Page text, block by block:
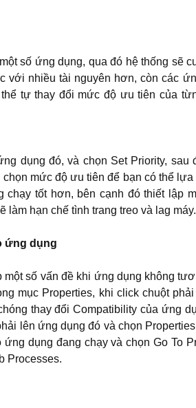
số ứng dụng, qua đó hệ thống sẽ
với nhiều tài nguyên hơn, còn các
tự thay đổi mức độ ưu tiên của
dụng đó, và chọn Set Priority,
chọn mức độ ưu tiên để bạn có thể
chạy tốt hơn, bên cạnh đó thiết lập
làm hạn chế tình trang treo và lag máy.
ứng dụng
số vấn đề khi ứng dụng không
mục Properties, khi click chuột
thay đổi Compatibility của ứng
lên ứng dụng đó và chọn
dụng đang chạy và chọn Go To
Processes.